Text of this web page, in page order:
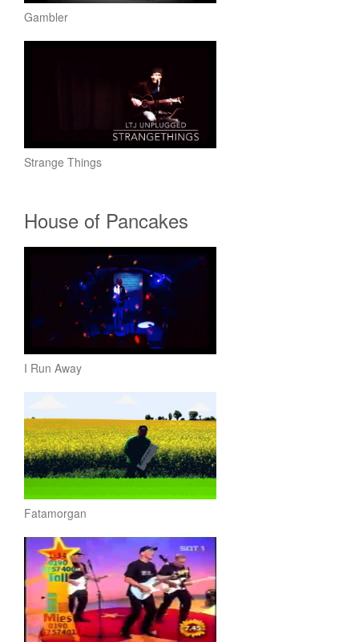
Gambler
Strange Things
House of Pancakes
I Run Away
Fatamorgan